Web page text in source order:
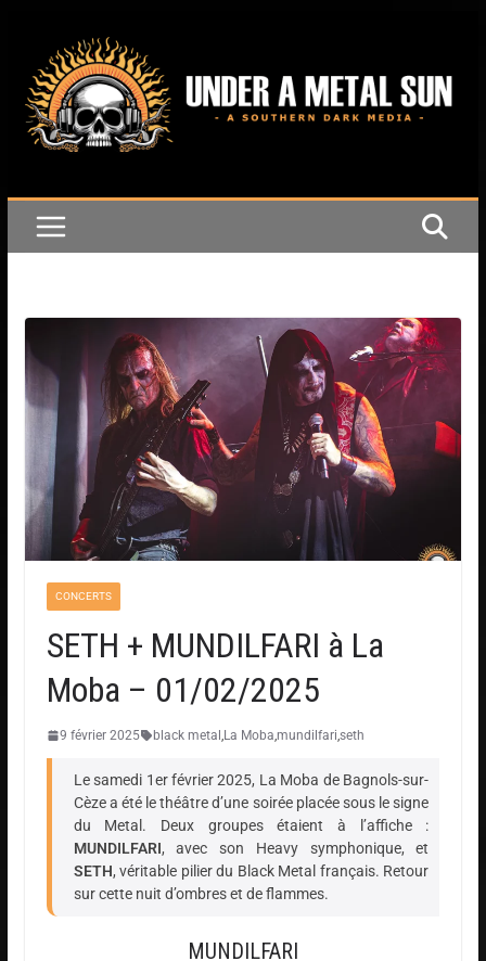
CONCERTS
SETH + MUNDILFARI à La
Moba – 01/02/2025
9 février 2025 black metal ,La Moba,mundilfari,seth
Le samedi 1er février 2025, La Moba de Bagnols-sur-
Cèze a été le théâtre d’une soirée placée sous le signe
du Metal. Deux groupes étaient à l’affiche :
MUNDILFARI, avec son Heavy symphonique, et
SETH, véritable pilier du Black Metal français. Retour
sur cette nuit d’ombres et de flammes.
MUNDILFARI